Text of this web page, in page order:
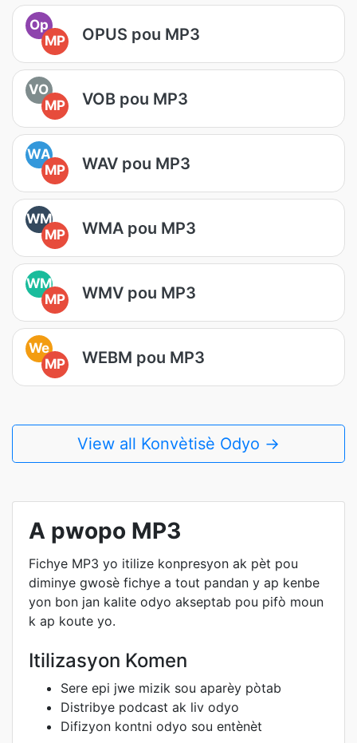
Op
MP
OPUS pou MP3
VO
MP
VOB pou MP3
WA
MP
WAV pou MP3
WM
MP
WMA pou MP3
WM
MP
WMV pou MP3
We
MP
WEBM pou MP3
View all Konvètisè Odyo →
A pwopo MP3
Fichye MP3 yo itilize konpresyon ak pèt pou
diminye gwosè fichye a tout pandan y ap kenbe
yon bon jan kalite odyo akseptab pou pifò moun
k ap koute yo.
Itilizasyon Komen
Sere epi jwe mizik sou aparèy pòtab
Distribye podcast ak liv odyo
Difizyon kontni odyo sou entènèt